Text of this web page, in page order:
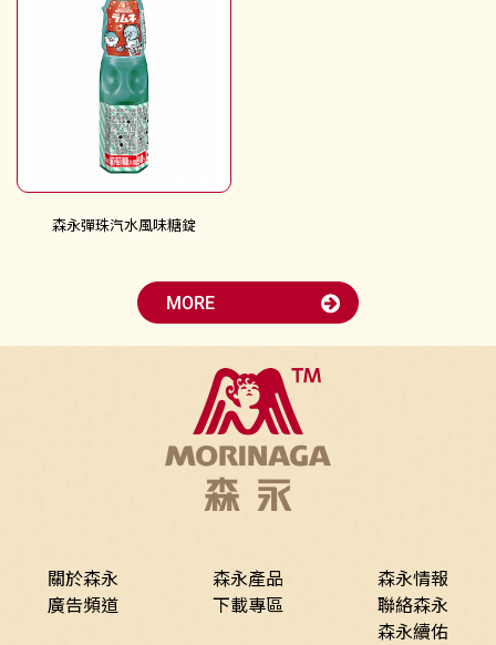
森永彈珠汽水風味糖錠
關於森永 森永產品
森永情報
廣告頻道
下載專區
聯絡森永
森永續佑